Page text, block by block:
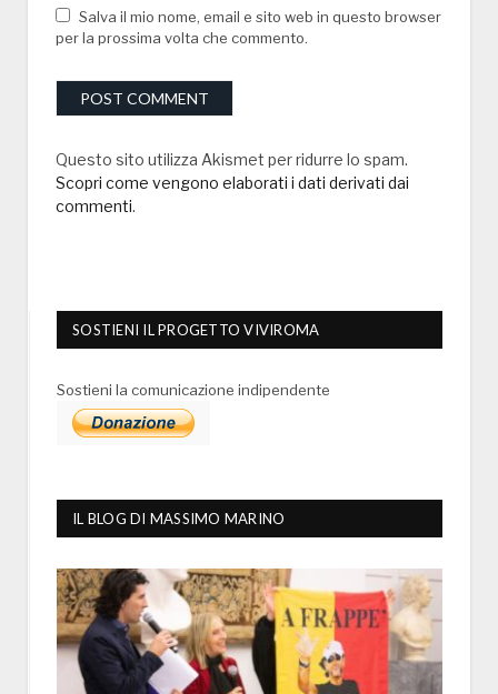
Salva il mio nome, email e sito web in questo browser
per la prossima volta che commento.
Questo sito utilizza Akismet per ridurre lo spam.
Scopri come vengono elaborati i dati derivati dai
commenti.
SOSTIENI IL PROGETTO VIVIROMA
Sostieni la comunicazione indipendente
IL BLOG DI MASSIMO MARINO